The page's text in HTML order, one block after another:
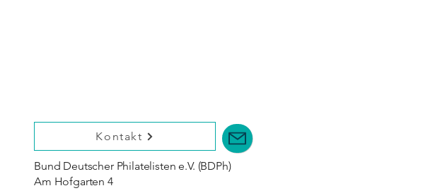
Kontakt
Bund Deutscher Philatelisten e.V. (BDPh)
Am Hofgarten 4